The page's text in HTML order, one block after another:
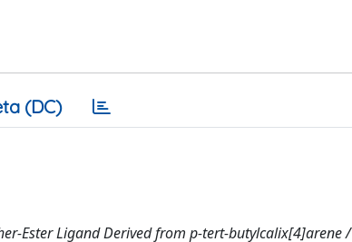
(DC)
Ester Ligand Derived from p-tert-butylcalix[4]arene /